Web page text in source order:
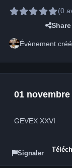
(0
Share
Évènement
01 novembre
GEVEX XXVI
Signaler